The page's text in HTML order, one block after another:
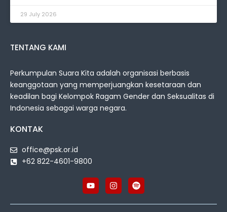
29 July 2026
TENTANG KAMI
Perkumpulan Suara Kita adalah organisasi berbasis
keanggotaan yang memperjuangkan kesetaraan dan
keadilan bagi Kelompok Ragam Gender dan Seksualitas di
Indonesia sebagai warga negara.
KONTAK
office@psk.or.id
+62 822-4601-9800